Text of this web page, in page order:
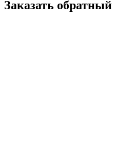
Заказать обратный